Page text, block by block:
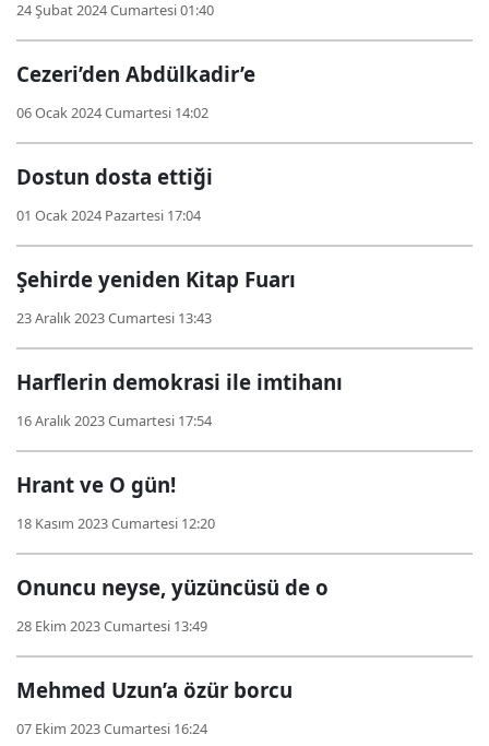
24 Şubat 2024 Cumartesi 01:40
Cezeri’den Abdülkadir’e
06 Ocak 2024 Cumartesi 14:02
Dostun dosta ettiği
01 Ocak 2024 Pazartesi 17:04
Şehirde yeniden Kitap Fuarı
23 Aralık 2023 Cumartesi 13:43
Harflerin demokrasi ile imtihanı
16 Aralık 2023 Cumartesi 17:54
Hrant ve O gün!
18 Kasım 2023 Cumartesi 12:20
Onuncu neyse, yüzüncüsü de o
28 Ekim 2023 Cumartesi 13:49
Mehmed Uzun’a özür borcu
07 Ekim 2023 Cumartesi 16:24